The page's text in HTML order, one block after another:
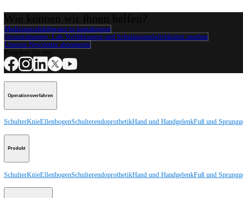
Medizinproduktberater:in kontaktieren
Veranstaltungen, Lab-Vorführungen und Schulungsmöglichkeiten ansehen
Unseren Newsletter abonnieren
Operationsverfahren
SchulterKnieEllenbogenSchulterendoprothetikHand und HandgelenkFuß und
Produkt
SchulterKnieEllenbogenSchulterendoprothetikHand und HandgelenkFuß und